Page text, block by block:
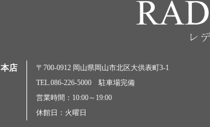
本店
〒700-0912 岡山県岡山市北区大供表町3-1
TEL.086-226-5000 駐車場完備
営業時間：10:00～19:00
休館日：火曜日